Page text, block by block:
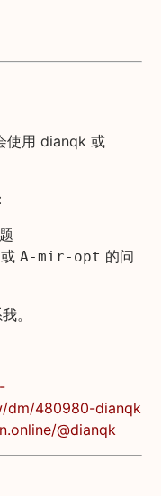
使用 dianqk 或
或 A-mir-opt 的问
。
dm/480980-dianqk
@dianqk